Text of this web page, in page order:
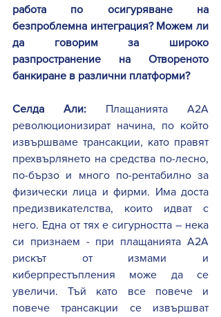
работа по осигуряване на
безпроблемна интеграция? Можем ли
да говорим за широко
разпространение на Отвореното
банкиране в различни платформи?
Селда Али: Плащанията A2A
революционизират начина, по който
извършваме трансакции, като правят
прехвърлянето на средства по-лесно,
по-бързо и много по-рентабилно за
физически лица и фирми. Има доста
предизвикателства, които идват с
него. Една от тях е сигурността – нека
си признаем - при плащанията A2A
рискът от измами и
киберпрестъпления може да се
увеличи. Тъй като все повече и
повече трансакции се извършват